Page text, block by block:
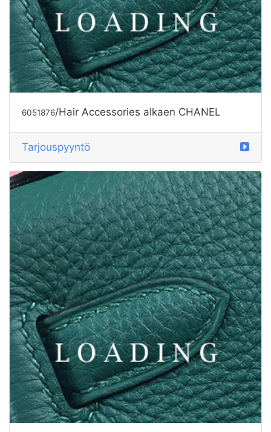
6051876/Hair Accessories alkaen CHANEL
Tarjouspyyntö